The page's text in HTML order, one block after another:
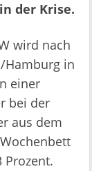
der Krise.
wird nach
Hamburg in
einer
bei der
aus dem
Prozent.